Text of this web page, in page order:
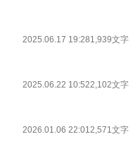
2025.06.17 19:281,939文字
2025.06.22 10:522,102文字
2026.01.06 22:012,571文字